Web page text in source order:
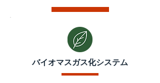
バイオマスガス化システム